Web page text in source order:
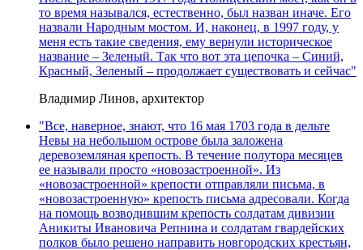
то время назывался, естественно, был назван иначе. Его
назвали Народным мостом. И, наконец, в 1997 году, у
меня есть такие сведения, ему вернули историческое
название – Зеленый. Так что вот эта цепочка – Синий,
Красный, Зеленый – продолжает существовать и сейчас"
Владимир Линов, архитектор
"Все, наверное, знают, что 16 мая 1703 года в дельте
Невы на небольшом острове была заложена
деревоземляная крепость. В течение полутора месяцев
ее называли просто «новозастроенной». Из
«новозастроенной» крепости отправляли письма, в
«новозастроенную» крепость письма адресовали. Когда
на помощь возводившим крепость солдатам дивизии
Аникиты Ивановича Репнина и солдатам гвардейских
полков было решено направить новгородских крестьян,